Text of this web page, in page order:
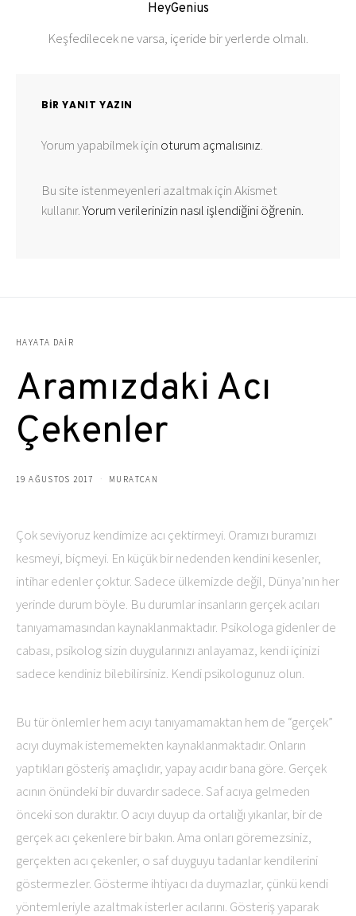
HeyGenius
Keşfedilecek ne varsa, içeride bir yerlerde olmalı.
BIR YANIT YAZIN
Yorum yapabilmek için oturum açmalısınız.
Bu site istenmeyenleri azaltmak için Akismet
kullanır.Yorum verilerinizin nasıl işlendiğini öğrenin.
HAYATA DAIR
Aramızdaki Acı
Çekenler
19 AĞUSTOS 2017 MURATCAN
Çok seviyoruz kendimize acı çektirmeyi. Oramızı buramızı
kesmeyi, biçmeyi. En küçük bir nedenden kendini kesenler,
intihar edenler çoktur. Sadece ülkemizde değil, Dünya’nın her
yerinde durum böyle. Bu durumlar insanların gerçek acıları
tanıyamamasından kaynaklanmaktadır. Psikologa gidenler de
cabası, psikolog sizin duygularınızı anlayamaz, kendi içinizi
sadece kendiniz bilebilirsiniz. Kendi psikologunuz olun.
Bu tür önlemler hem acıyı tanıyamamaktan hem de “gerçek”
acıyı duymak istememekten kaynaklanmaktadır. Onların
yaptıkları gösteriş amaçlıdır, yapay acıdır bana göre. Gerçek
acının önündeki bir duvardır sadece. Saf acıya gelmeden
önceki son duraktır. O acıyı duyup da ortalığı yıkanlar, bir de
gerçek acı çekenlere bir bakın. Ama onları göremezsiniz,
gerçekten acı çekenler, o saf duyguyu tadanlar kendilerini
göstermezler. Gösterme ihtiyacı da duymazlar, çünkü kendi
yöntemleriyle azaltmak isterler acılarını. Gösteriş yaparak